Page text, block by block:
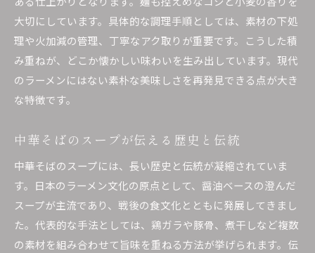
大切にしています。具体的な調理手順としては、素材の下処
理や火加減の管理、丁寧なアク取りが重要です。こうした積
み重ねが、どこか懐かしい味わいを生み出しています。現代
のラーメンにはない素朴な美味しさを再発見できる点が大き
な特徴です。
中華そばのスープが伝える歴史と伝統
中華そばのスープには、長い歴史と伝統が凝縮されていま
す。日本のラーメン文化の原点として、醤油ベースの澄んだ
スープが主流であり、戦後の食文化とともに発展してきまし
た。代表的な手法としては、鶏ガラや豚骨、煮干しなど複数
の素材を組み合わせて旨味を重ねる方法が挙げられます。伝